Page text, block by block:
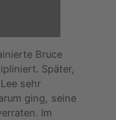
Bruce
Später,
sehr
ging, seine
Im